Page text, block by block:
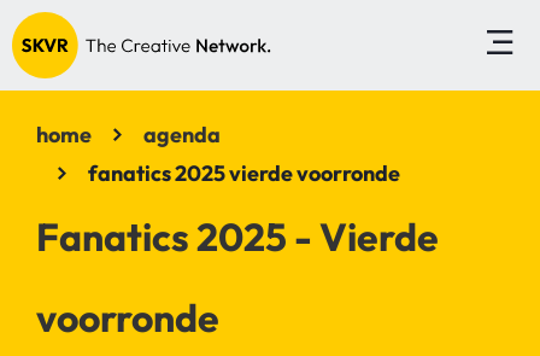
home
agenda
fanatics 2025 vierde voorronde
Fanatics 2025 - Vierde
voorronde